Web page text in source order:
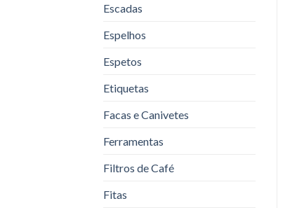
Escadas
Espelhos
Espetos
Etiquetas
Facas e Canivetes
Ferramentas
Filtros de Café
Fitas